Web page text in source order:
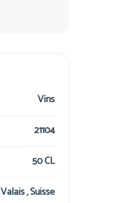
Vins
21104
50 CL
Valais , Suisse